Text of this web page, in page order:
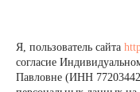
Я, пользователь сайта
согласие
Павловне (ИНН